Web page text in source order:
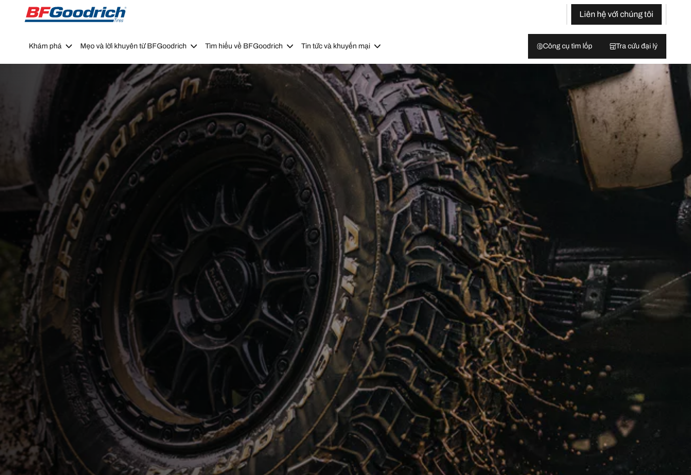
Go to page content
Go to page navigation
Liên hệ với chúng tôi
Khám phá Mẹo và lời khuyên từ BFGoodrich Tìm hiểu về BFGoodrich Tin tức và khuyến mại Công cụ tìm lốp Tra cứu đại lý